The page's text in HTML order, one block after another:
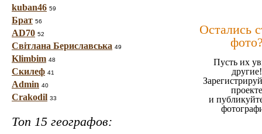
kuban46 59
Брат 56
AD70 52
Світлана Бериславська 49
Klimbim 48
Скилеф 41
Admin 40
Crakodil 33
Топ 15 географов:
Остались
Пусть их
другие!
проекте
и